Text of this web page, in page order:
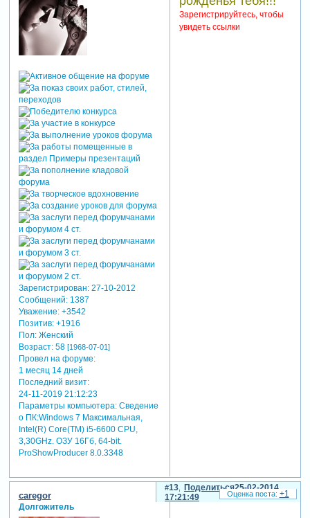
Зарегистрирован: 27-10-2012
Сообщений:1387
Уважение: +3542
Позитив: +1916
Пол:Женский
Возраст:58 [1968-07-01]
Провел на форуме:
1 месяц 14 дней
Последний визит:
24-11-2019 21:12:23
Параметры компьютера:Сведение
о ПК:Windows 7 Максимальная,
Intel(R) Core(TM) i5-6600 CPU,
3,30GHz. ОЗУ 16Гб, 64-bit.
ProShowProducer 8.0.3348
Зарегистрируйтесь, чтобы
увидеть ссылки
Поделиться
13
25-02-2014
17:21:49
caregor
Долгожитель
+1